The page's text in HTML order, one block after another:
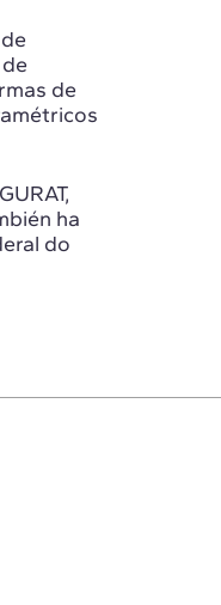
de
ha
do